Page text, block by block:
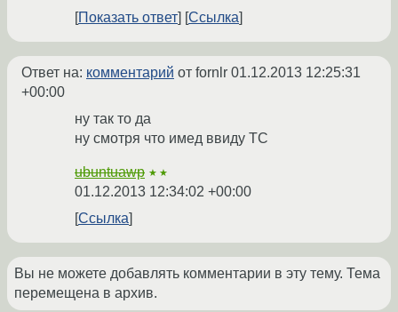
Показать ответ
Ссылка
Ответ на: комментарий от fornlr 01.12.2013 12:25:31
+00:00
ну так то да
ну смотря что имед ввиду ТС
ubuntuawp ★★
01.12.2013 12:34:02 +00:00
Ссылка
Вы не можете добавлять комментарии в эту тему. Тема
перемещена в архив.